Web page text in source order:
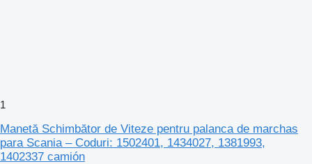
1
Manetă Schimbător de Viteze pentru palanca de marchas
para Scania – Coduri: 1502401, 1434027, 1381993,
1402337 camión